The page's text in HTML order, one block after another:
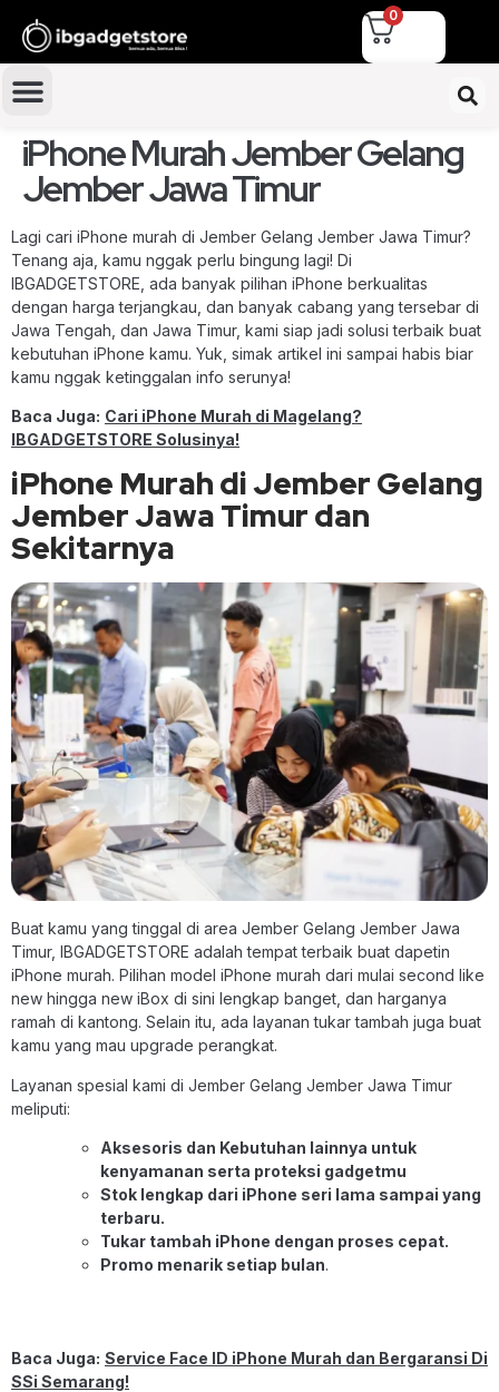
0
iPhone Murah Jember Gelang
Jember Jawa Timur
Lagi cari iPhone murah di Jember Gelang Jember Jawa Timur?
Tenang aja, kamu nggak perlu bingung lagi! Di
IBGADGETSTORE, ada banyak pilihan iPhone berkualitas
dengan harga terjangkau, dan banyak cabang yang tersebar di
Jawa Tengah, dan Jawa Timur, kami siap jadi solusi terbaik buat
kebutuhan iPhone kamu. Yuk, simak artikel ini sampai habis biar
kamu nggak ketinggalan info serunya!
Baca Juga: Cari iPhone Murah di Magelang?
IBGADGETSTORE Solusinya!
iPhone Murah di Jember Gelang
Jember Jawa Timur dan
Sekitarnya
Buat kamu yang tinggal di area Jember Gelang Jember Jawa
Timur, IBGADGETSTORE adalah tempat terbaik buat dapetin
iPhone murah. Pilihan model iPhone murah dari mulai second like
new hingga new iBox di sini lengkap banget, dan harganya
ramah di kantong. Selain itu, ada layanan tukar tambah juga buat
kamu yang mau upgrade perangkat.
Layanan spesial kami di Jember Gelang Jember Jawa Timur
meliputi:
Aksesoris dan Kebutuhan lainnya untuk
kenyamanan serta proteksi gadgetmu
Stok lengkap dari iPhone seri lama sampai yang
terbaru.
Tukar tambah iPhone dengan proses cepat.
Promo menarik setiap bulan.
Baca Juga: Service Face ID iPhone Murah dan Bergaransi Di
SSi Semarang!